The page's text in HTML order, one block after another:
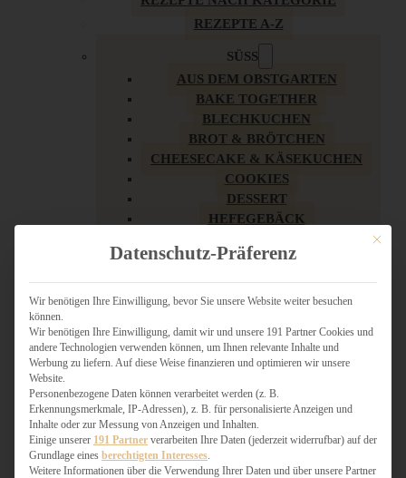
REZEPTE A-Z
SÜSS
AUS DEM OBSTGARTEN
BAKE TOGETHER
BLECHKUCHEN
BROT & BRÖTCHEN
CHEESECAKE & KÄSEKUCHEN
COOKIES
DESSERT
HEFEGEBÄCK
KUCHEN
LOW CARB & GESÜNDER
MY AMERICAN BAKERY
SCHOKOLADIGES
SÜSSES HAUPTGERICHT
TÖRTCHEN
VEGAN SÜSS
WEIHNACHTSBÄCKEREI
Mit
Datenschutz-Präferenz
Wir benötigen Ihre Einwilligung, bevor Sie unsere Website weiter besuchen
können.
Wir benötigen Ihre Einwilligung, damit wir und unsere 191 Partner Cookies und
andere Technologien verwenden können, um Ihnen relevante Inhalte und
Werbung zu liefern. Auf diese Weise finanzieren und optimieren wir unsere
Website.
Personenbezogene Daten können verarbeitet werden (z. B.
Erkennungsmerkmale, IP-Adressen), z. B. für personalisierte Anzeigen und
Inhalte oder zur Messung von Anzeigen und Inhalten.
Einige unserer 191 Partner verarbeiten Ihre Daten (jederzeit widerrufbar) auf der
Grundlage eines berechtigten Interesses
Weitere Informationen über die Verwendung Ihrer Daten und über unsere Partner